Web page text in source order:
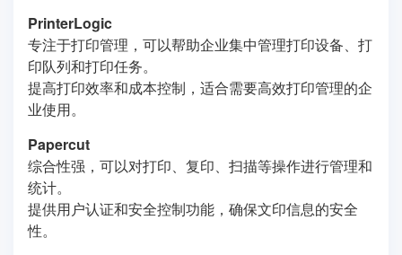
PrinterLogic
专注于打印管理，可以帮助企业集中管理打印设备、打
印队列和打印任务。
提高打印效率和成本控制，适合需要高效打印管理的企
业使用。
Papercut
综合性强，可以对打印、复印、扫描等操作进行管理和
统计。
提供用户认证和安全控制功能，确保文印信息的安全
性。